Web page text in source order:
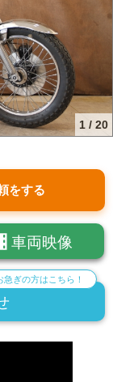
1 / 20
をする
車両映像
急ぎの方はこちら！